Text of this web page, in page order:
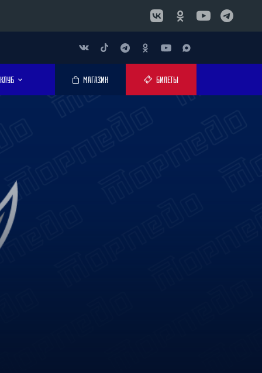
КЛУБ МАГАЗИН БИЛЕТЫ